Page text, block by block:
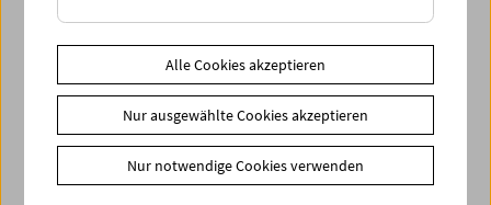
Alle Cookies akzeptieren
Nur ausgewählte Cookies akzeptieren
Nur notwendige Cookies verwenden